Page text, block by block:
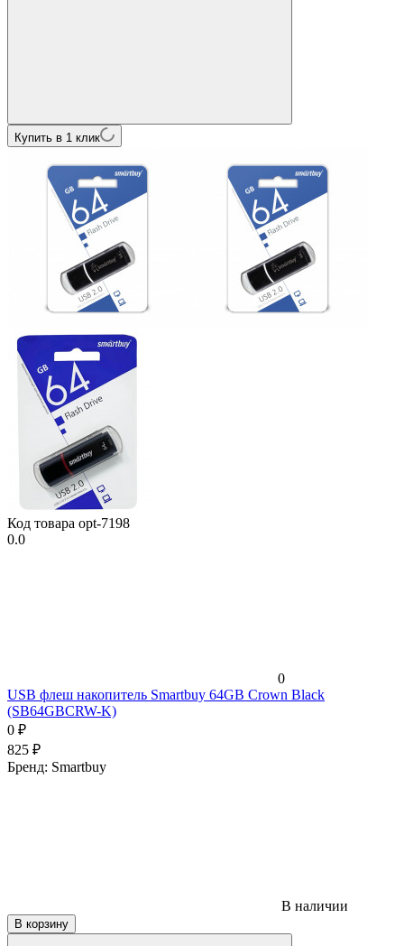
Купить в 1 клик
Код товара opt-7198
0.0
0
USB флеш накопитель Smartbuy 64GB Crown Black
(SB64GBCRW-K)
0 ₽
825 ₽
Бренд: Smartbuy
В наличии
В корзину